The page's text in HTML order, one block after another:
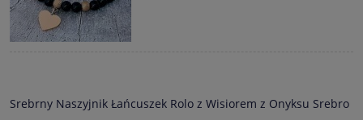
Srebrny Naszyjnik Łańcuszek Rolo z Wisiorem z Onyksu Srebro